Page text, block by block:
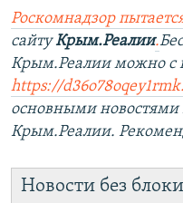
Роскомнадзор
сайтуКрым.Реалии.
Крым.Реалии можно
https://
основными новостями
Крым.Реалии.
Новости без